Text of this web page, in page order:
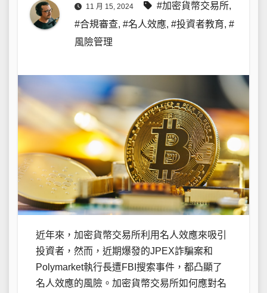
11 月 15, 2024 #加密貨幣交易所,
#合規審查, #名人效應, #投資者教育, #
風險管理
近年來，加密貨幣交易所利用名人效應來吸引
投資者，然而，近期爆發的JPEX詐騙案和
Polymarket執行長遭FBI搜索事件，都凸顯了
名人效應的風險。加密貨幣交易所如何應對名